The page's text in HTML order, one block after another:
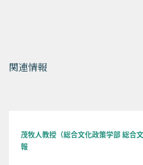
関連情報
茂牧人教授（総合文化政策学部 総合
報